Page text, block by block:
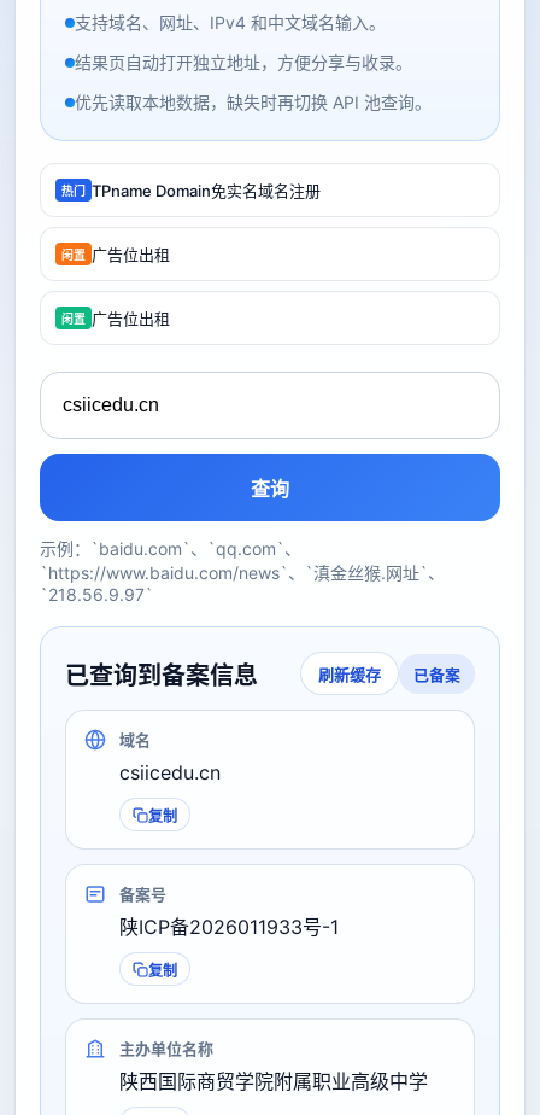
支持域名、网址、IPv4 和中文域名输入。
结果页自动打开独立地址，方便分享与收录。
优先读取本地数据，缺失时再切换 API 池查询。
热门 TPname Domain免实名域名注册
闲置 广告位出租
闲置 广告位出租
查询
示例：`baidu.com`、`qq.com`、
`https://www.baidu.com/news`、`滇金丝猴.网址`、
`218.56.9.97`
已查询到备案信息 刷新缓存 已备案
域名
csiicedu.cn
复制
备案号
陕ICP备2026011933号-1
复制
主办单位名称
陕西国际商贸学院附属职业高级中学